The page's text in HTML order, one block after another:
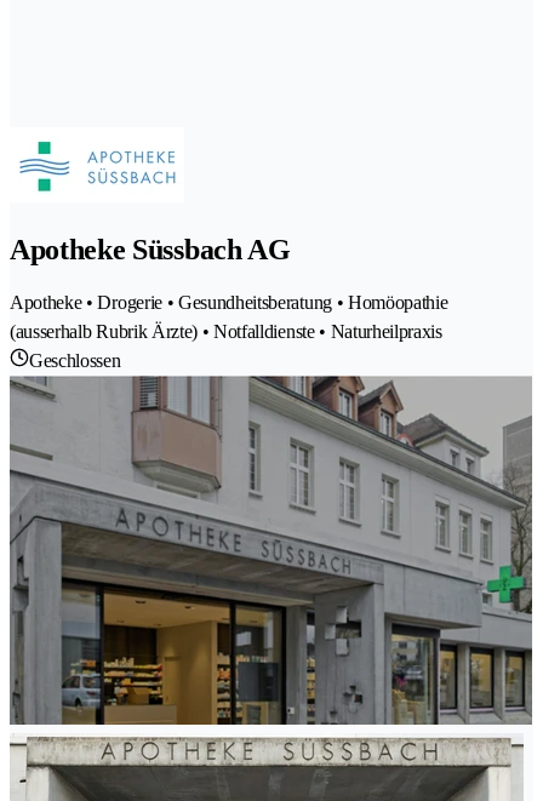
Apotheke Süssbach AG
Apotheke • Drogerie • Gesundheitsberatung • Homöopathie
(ausserhalb Rubrik Ärzte) • Notfalldienste • Naturheilpraxis
Geschlossen